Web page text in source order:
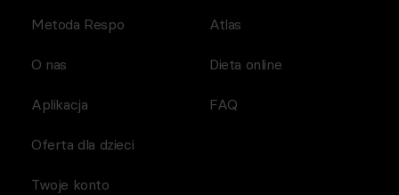
Metoda Respo
O nas
Aplikacja
Atlas
Dieta online
FAQ
Oferta dla dzieci
Twoje konto